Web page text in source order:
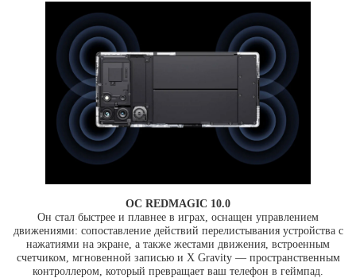
ОС REDMAGIC 10.0
Он стал быстрее и плавнее в играх, оснащен управлением
движениями: сопоставление действий перелистывания устройства с
нажатиями на экране, а также жестами движения, встроенным
счетчиком, мгновенной записью и X Gravity — пространственным
контроллером, который превращает ваш телефон в геймпад.